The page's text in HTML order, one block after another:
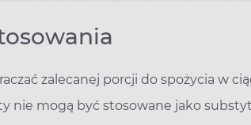
zalecanej porcji do spożycia w
nie mogą być stosowane jako